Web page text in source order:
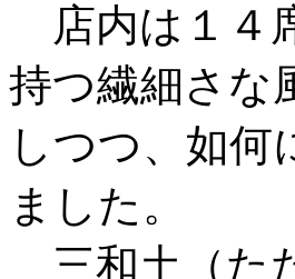
店内は１４
持つ繊細さな
しつつ、如
ました。
三和土（た